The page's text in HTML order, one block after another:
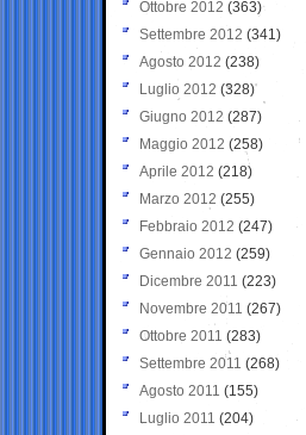
Ottobre 2012 (363)
Settembre 2012 (341)
Agosto 2012 (238)
Luglio 2012 (328)
Giugno 2012 (287)
Maggio 2012 (258)
Aprile 2012 (218)
Marzo 2012 (255)
Febbraio 2012 (247)
Gennaio 2012 (259)
Dicembre 2011 (223)
Novembre 2011 (267)
Ottobre 2011 (283)
Settembre 2011 (268)
Agosto 2011 (155)
Luglio 2011 (204)